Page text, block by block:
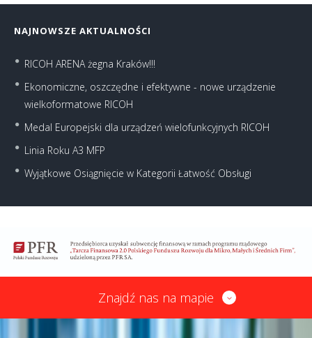
NAJNOWSZE AKTUALNOŚCI
RICOH ARENA żegna Kraków!!!
Ekonomiczne, oszczędne i efektywne - nowe urządzenie
wielkoformatowe RICOH
Medal Europejski dla urządzeń wielofunkcyjnych RICOH
Linia Roku A3 MFP
Wyjątkowe Osiągnięcie w Kategorii Łatwość Obsługi
Znajdź nas na mapie